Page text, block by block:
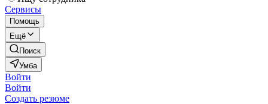
Сервисы
Помощь
Ещё
Поиск
Умба
Войти
Войти
Создать резюме